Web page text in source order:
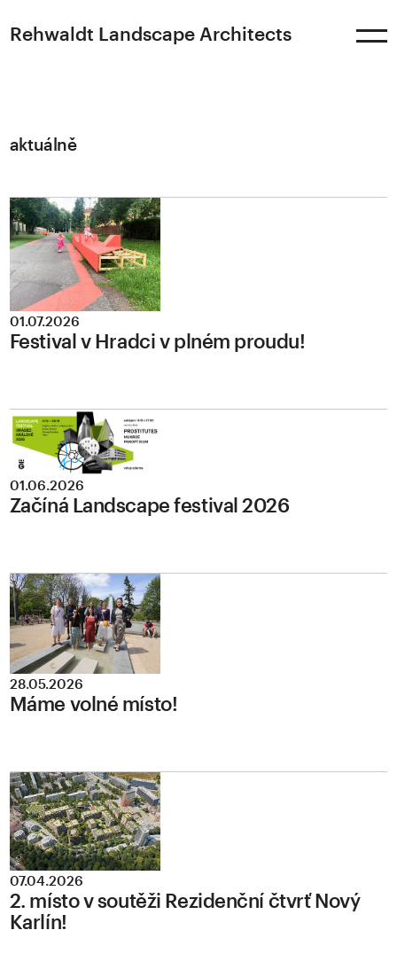
Rehwaldt Landscape Architects
aktuálně
01.07.2026
Festival v Hradci v plném proudu!
01.06.2026
Začíná Landscape festival 2026
28.05.2026
Máme volné místo!
07.04.2026
2. místo v soutěži Rezidenční čtvrť Nový
Karlín!